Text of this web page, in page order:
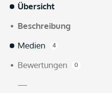
Übersicht
Beschreibung
Medien
4
Bewertungen 0
—